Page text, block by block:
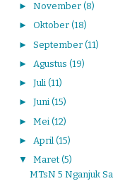
► November (8)
► Oktober (18)
► September (11)
► Agustus (19)
► Juli (11)
► Juni (15)
► Mei (12)
► April (15)
▼ Maret (5)
MTsN 5 Nganjuk